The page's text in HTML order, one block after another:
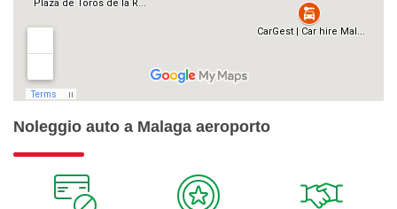
Noleggio auto a Malaga aeroporto